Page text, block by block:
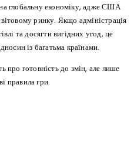
глобальну економіку, адже США
ринку. Якщо адміністрація
та досягти вигідних угод, це
із багатьма країнами.
готовність до змін, але лише
правила гри.